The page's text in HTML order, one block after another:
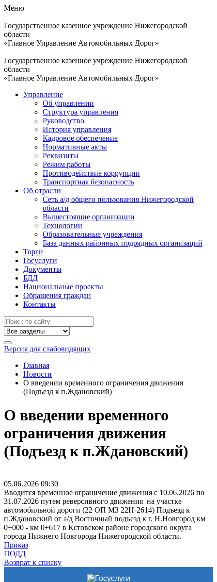
Меню
Государственное казенное учреждение Нижегородской
области
«Главное Управление Автомобильных Дорог»
Государственное казенное учреждение Нижегородской
области
«Главное Управление Автомобильных Дорог»
Управление
Об управлении
Структура управления
Руководство
История управления
Кадровое обеспечение
Нормативные акты
Реквизиты
Режим работы
Противодействие коррупции
Транспортная безопасность
Об отрасли
Сеть а/д общего пользования Нижегородской
области
Вышестоящие организации
Технологии
Образовательные учреждения
База данных районных подрядных организаций
Торги
Госуслуги
Документы
БДД
Национальные проекты
Обращения граждан
Контакты
Версия для слабовидящих
Главная
Новости
О введении временного ограничения движения
(Подъезд к п.Ждановский)
О введении временного
ограничения движения
(Подъезд к п.Ждановский)
05.06.2026 09:30
Вводится временное ограничение движения с 10.06.2026 по
31.07.2026 путем реверсивного движения на участке
автомобильной дороги (22 ОП МЗ 22Н-2614) Подъезд к
п.Ждановский от а/д Восточный подъезд к г. Н.Новгород км
0+000 - км 0+617 в Кстовском районе городского округа
города Нижнего Новгорода Нижегородской области.
Приказ
ПОДД
Возврат к списку